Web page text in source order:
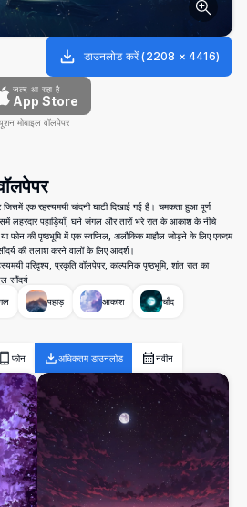
डाउनलोड करें(2208 × 4416)
जल्द आ रहा है
App Store
मोबाइल वॉलपेपर
एक रहस्यमयी चांदनी घाटी दिखाई गई है। चमकता हुआ पूर्ण
लहरदार पहाड़ियाँ, घने जंगल और तारों भरे रात के आकाश के नीचे
की पृष्ठभूमि में एक स्वप्निल, अलौकिक माहौल जोड़ने के लिए एकदम
की तलाश करने वालों के लिए आदर्श।
परिदृश्य, प्रकृति वॉलपेपर, काल्पनिक पृष्ठभूमि, शांत रात का
सौंदर्य
पहाड़ आकाश चाँद
फोन अधिकतम डाउनलोड नवीन